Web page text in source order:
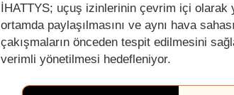
İHATTYS; uçuş izinlerinin çevrim içi olarak
ortamda paylaşılmasını ve aynı hava
çakışmaların önceden tespit edilmesini
verimli yönetilmesi hedefleniyor.